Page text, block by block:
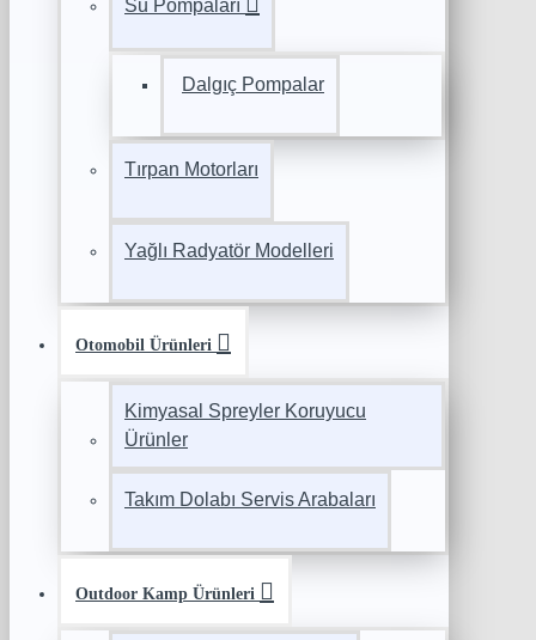
Su Pompaları
Dalgıç Pompalar
Tırpan Motorları
Yağlı Radyatör Modelleri
Otomobil Ürünleri
Kimyasal Spreyler Koruyucu
Ürünler
Takım Dolabı Servis Arabaları
Outdoor Kamp Ürünleri